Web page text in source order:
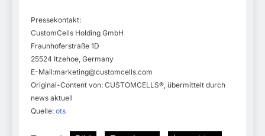
Pressekontakt:
CustomCells Holding GmbH
Fraunhoferstraße 1D
25524 Itzehoe, Germany
E-Mail:marketing@customcells.com
Original-Content von: CUSTOMCELLS®, übermittelt durch
news aktuell
Quelle: ots